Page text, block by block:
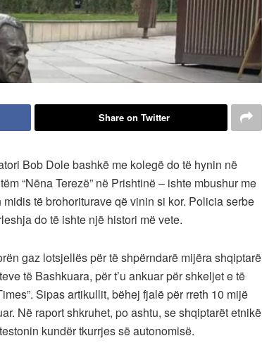
Share on Twitter
Bob Dole bashkë me kolegë do të hynin në
“Nëna Terezë” në Prishtinë – ishte mbushur me
midis të brohoriturave që vinin si kor. Policia serbe
do të ishte një histori më vete.
gaz lotsjellës për të shpërndarë mijëra shqiptarë
të Bashkuara, për t’u ankuar për shkeljet e të
Sipas artikullit, bëhej fjalë për rreth 10 mijë
Në raport shkruhet, po ashtu, se shqiptarët etnikë
kundër tkurrjes së autonomisë.